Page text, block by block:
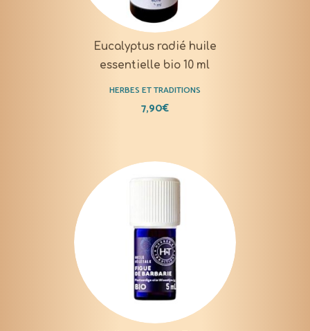
Eucalyptus radié huile
essentielle bio 10 ml
HERBES ET TRADITIONS
7,90€